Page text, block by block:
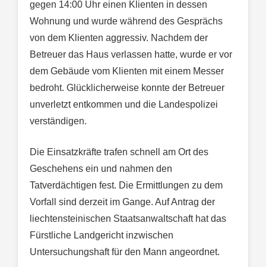
gegen 14:00 Uhr einen Klienten in dessen
Wohnung und wurde während des Gesprächs
von dem Klienten aggressiv. Nachdem der
Betreuer das Haus verlassen hatte, wurde er vor
dem Gebäude vom Klienten mit einem Messer
bedroht. Glücklicherweise konnte der Betreuer
unverletzt entkommen und die Landespolizei
verständigen.
Die Einsatzkräfte trafen schnell am Ort des
Geschehens ein und nahmen den
Tatverdächtigen fest. Die Ermittlungen zu dem
Vorfall sind derzeit im Gange. Auf Antrag der
liechtensteinischen Staatsanwaltschaft hat das
Fürstliche Landgericht inzwischen
Untersuchungshaft für den Mann angeordnet.